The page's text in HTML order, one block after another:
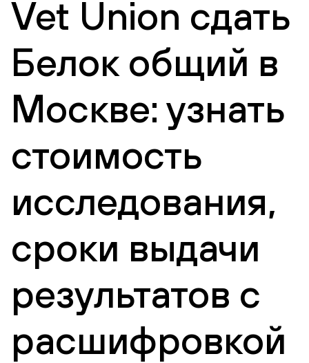
Vet Union сдать
Белок общий в
Москве: узнать
стоимость
исследования,
сроки выдачи
результатов с
расшифровкой